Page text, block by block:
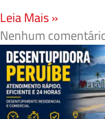
Leia Mais »
Nenhum